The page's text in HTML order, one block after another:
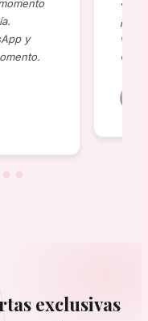
y
¡al
😍»
exclusivas